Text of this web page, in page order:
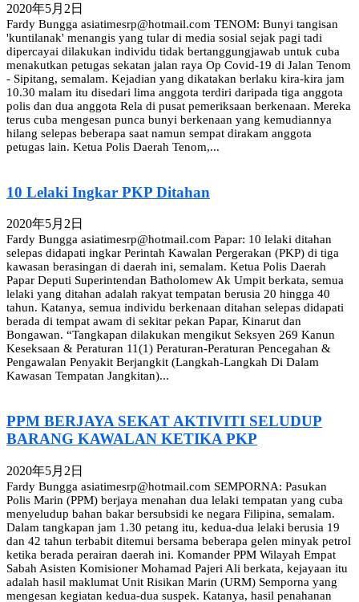
2020年5月2日
Fardy Bungga asiatimesrp@hotmail.com TENOM: Bunyi tangisan
'kuntilanak' menangis yang tular di media sosial sejak pagi tadi
dipercayai dilakukan individu tidak bertanggungjawab untuk cuba
menakutkan petugas sekatan jalan raya Op Covid-19 di Jalan Tenom
- Sipitang, semalam. Kejadian yang dikatakan berlaku kira-kira jam
10.30 malam itu disedari lima anggota terdiri daripada tiga anggota
polis dan dua anggota Rela di pusat pemeriksaan berkenaan. Mereka
terus cuba mengesan punca bunyi berkenaan yang kemudiannya
hilang selepas beberapa saat namun sempat dirakam anggota
petugas lain. Ketua Polis Daerah Tenom,...
10 Lelaki Ingkar PKP Ditahan
2020年5月2日
Fardy Bungga asiatimesrp@hotmail.com Papar: 10 lelaki ditahan
selepas didapati ingkar Perintah Kawalan Pergerakan (PKP) di tiga
kawasan berasingan di daerah ini, semalam. Ketua Polis Daerah
Papar Deputi Superintendan Batholomew Ak Umpit berkata, semua
lelaki yang ditahan adalah rakyat tempatan berusia 20 hingga 40
tahun. Katanya, semua individu berkenaan ditahan selepas didapati
berada di tempat awam di sekitar pekan Papar, Kinarut dan
Bongawan. “Tangkapan dilakukan mengikut Seksyen 269 Kanun
Keseksaan & Peraturan 11(1) Peraturan-Peraturan Pencegahan &
Pengawalan Penyakit Berjangkit (Langkah-Langkah Di Dalam
Kawasan Tempatan Jangkitan)...
PPM BERJAYA SEKAT AKTIVITI SELUDUP
BARANG KAWALAN KETIKA PKP
2020年5月2日
Fardy Bungga asiatimesrp@hotmail.com SEMPORNA: Pasukan
Polis Marin (PPM) berjaya menahan dua lelaki tempatan yang cuba
menyeludup bahan bakar bersubsidi ke negara Filipina, semalam.
Dalam tangkapan jam 1.30 petang itu, kedua-dua lelaki berusia 19
dan 42 tahun terbabit ditemui bersama beberapa gelen minyak petrol
ketika berada perairan daerah ini. Komander PPM Wilayah Empat
Sabah Asisten Komisioner Mohamad Pajeri Ali berkata, kejayaan itu
adalah hasil maklumat Unit Risikan Marin (URM) Semporna yang
mengesan kegiatan kedua-dua suspek. Katanya, hasil penahanan